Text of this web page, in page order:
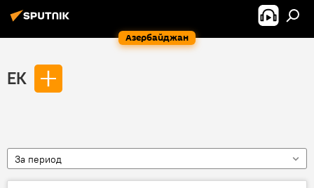
Азербайджан
ЕК
За период